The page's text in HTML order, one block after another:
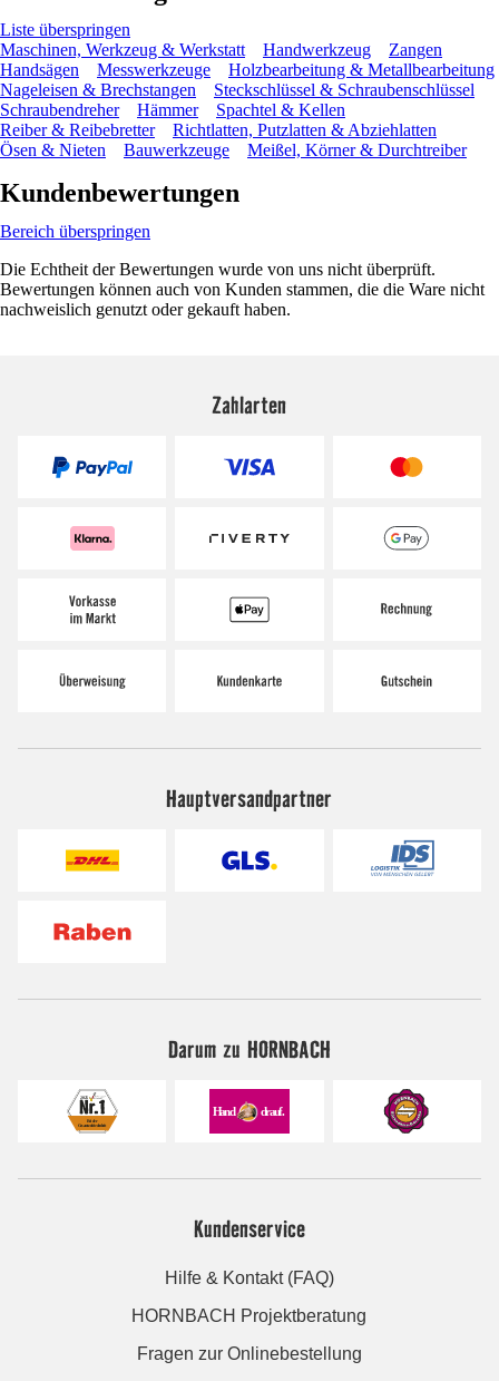
Liste überspringen
Maschinen, Werkzeug & Werkstatt
Handwerkzeug
Zangen
Handsägen
Messwerkzeuge
Holzbearbeitung & Metallbearbeitung
Nageleisen & Brechstangen
Steckschlüssel & Schraubenschlüssel
Schraubendreher
Hämmer
Spachtel & Kellen
Reiber & Reibebretter
Richtlatten, Putzlatten & Abziehlatten
Ösen & Nieten
Bauwerkzeuge Meißel, Körner & Durchtreiber
Kundenbewertungen
Bereich überspringen
Die Echtheit der Bewertungen wurde von uns nicht überprüft.
Bewertungen können auch von Kunden stammen, die die Ware nicht
nachweislich genutzt oder gekauft haben.
Zahlarten
Hauptversandpartner
Darum zu HORNBACH
Kundenservice
Hilfe & Kontakt (FAQ)
HORNBACH Projektberatung
Fragen zur Onlinebestellung